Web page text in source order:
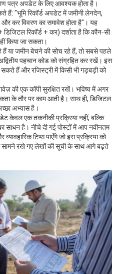
पत्र अपडेट के लिए आवश्यक होता है।
हैं: "भूमि रिकॉर्ड अपडेट में जमीनी लेनदेन,
और कर विवरण का समावेश होता है"। यह
रिकॉर्ड + कर) दर्शाता है कि कौन‑सी
किया जा सकता।
हैं या जमीन बेचने की सोच रहे हैं, तो सबसे पहले
पहचान कोडको संग्रहित कर रखें। इस
हैं और रजिस्ट्री में किसी भी गड़बड़ी को
की एक कॉपी सुरक्षित रखें। भविष्य में अगर
के तौर पर काम आती है। साथ ही, डिजिटल
अभ्यास है।
केवल एक तकनीकी प्रक्रिया नहीं, बल्कि
साधन है। नीचे दी गई पोस्टों में आप नवीनतम
टिप्स पाएँगे जो इस प्रक्रिया को
रखे गए लेखों की सूची के साथ आगे बढ़ते